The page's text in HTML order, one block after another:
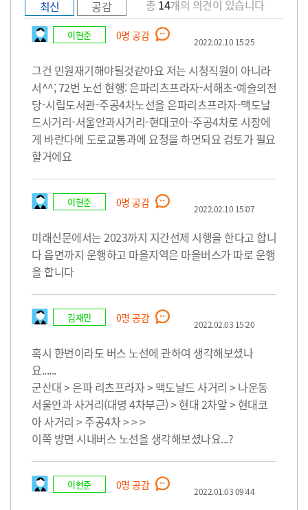
최신 공감 총 14개의 의견이 있습니다
이현준 0명 공감 2022.02.10 15:25
그건 민원재기해야될것같아요 저는 시청직원이 아니라
서^^; 72번 노선 현행: 은파리츠프라자-서해초-예술의전
당-시립도서관-주공4차노선을 은파리츠프라자-맥도날
드사거리-서울안과사거리-현대코아-주공4차로 시장에
게 바란다에 도로교통과에 요청을 하면되요 검토가 필요
할거에요
이현준 0명 공감 2022.02.10 15:07
미래신문에서는 2023까지 지간선제 시행을 한다고 합니
다 읍면까지 운행하고 마을지역은 마을버스가 따로 운행
을 합니다
김재민 0명 공감 2022.02.03 15:20
혹시 한번이라도 버스 노선에 관하여 생각해보셨나
요......
군산대 > 은파 리츠프라자 > 맥도날드 사거리 > 나운동
서울안과 사거리(대명 4차부근) > 현대 2차앞 > 현대코
아 사거리 > 주공4차 > > >
이쪽 방면 시내버스 노선을 생각해보셨나요...?
이현준 0명 공감 2022.01.03 09:44